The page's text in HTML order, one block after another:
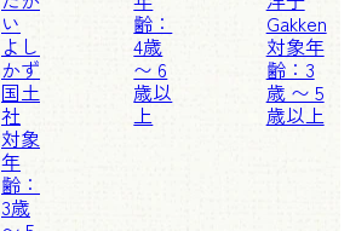
い
よし
かず
国土
社
対象
年
齢：
3歳
齢：
4歳
〜 6
歳以
上
Gakken
対象年
齢：3
歳 〜 5
歳以上